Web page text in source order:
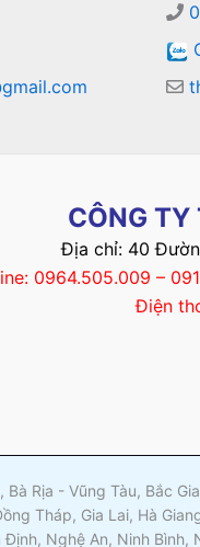
CÔNG
Địa chỉ: 40
0964.505.009 –
Điện
Rịa - Vũng Tàu, Bắc
Tháp, Gia Lai, Hà
Nghệ An, Ninh